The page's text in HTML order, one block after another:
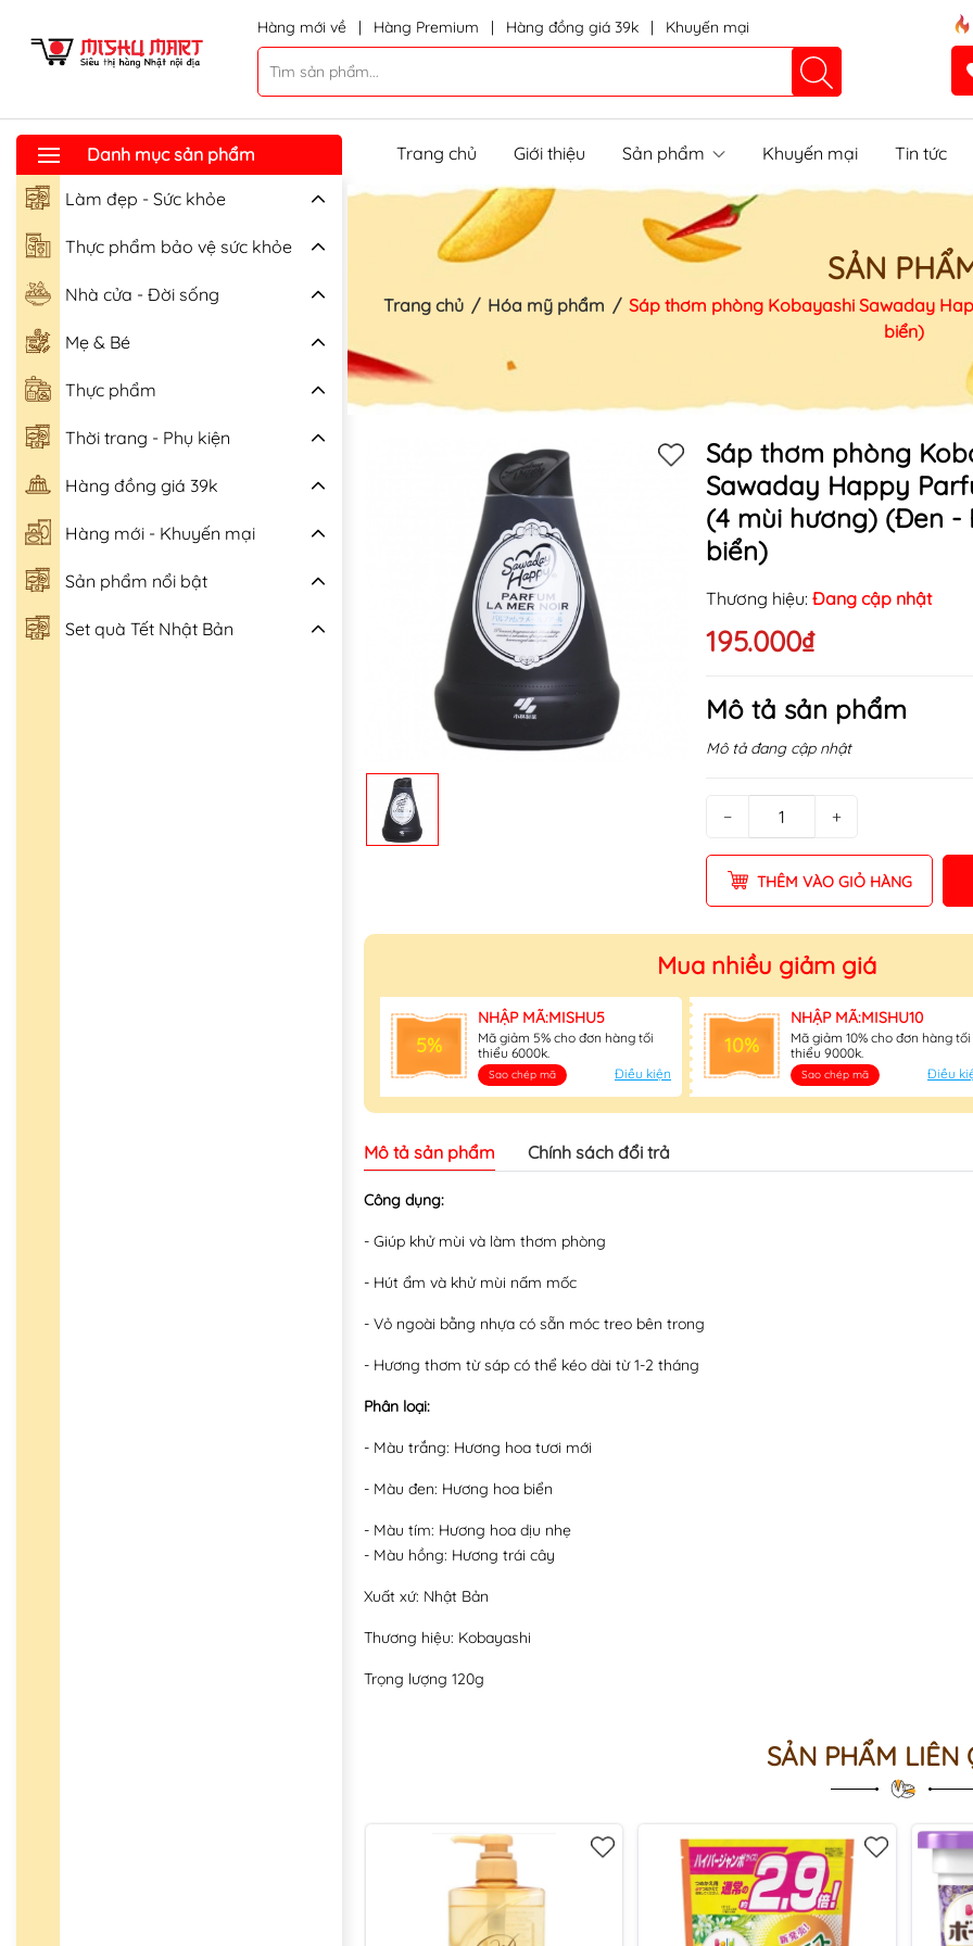
Hàng mới về | Hàng Premium | Hàng đồng giá 39k | Khuyến mại
Danh mục sản phẩm
Làm đẹp - Sức khỏe
Thực phẩm bảo vệ sức khỏe
Nhà cửa - Đời sống
Mẹ & Bé
Thực phẩm
Thời trang - Phụ kiện
Hàng đồng giá 39k
Hàng mới - Khuyến mại
Sản phẩm nổi bật
Set quà Tết Nhật Bản
Trang chủ Giới thiệu Sản phẩm Khuyến mại Tin tức
SẢN
Trang chủ / Hóa mỹ phẩm / Sáp thơm phòng Kobayashi Sawaday
biển)
Sáp thơm phòng
Sawaday Happy
(4 mùi hương) (Đen -
biển)
Thương hiệu: Đang cập nhật
195.000₫
Mô tả sản phẩm
Mô tả đang cập nhật
− +
THÊM VÀO GIỎ HÀNG
Mua nhiều giảm giá
5%
NHẬP MÃ:MISHU5
Mã giảm 5% cho đơn hàng tối
thiểu 6000k.
Sao chép mã Điều kiện
10%
NHẬP MÃ:MISHU10
Mã giảm 10% cho đơn hàng tối
thiểu 9000k.
Sao chép mã Điều
Mô tả sản phẩm Chính sách đổi trả
Công dụng:
- Giúp khử mùi và làm thơm phòng
- Hút ẩm và khử mùi nấm mốc
- Vỏ ngoài bằng nhựa có sẵn móc treo bên trong
- Hương thơm từ sáp có thể kéo dài từ 1-2 tháng
Phân loại:
- Màu trắng: Hương hoa tươi mới
- Màu đen: Hương hoa biển
- Màu tím: Hương hoa dịu nhẹ
- Màu hồng: Hương trái cây
Xuất xứ: Nhật Bản
Thương hiệu: Kobayashi
Trọng lượng 120g
SẢN PHẨM LIÊN